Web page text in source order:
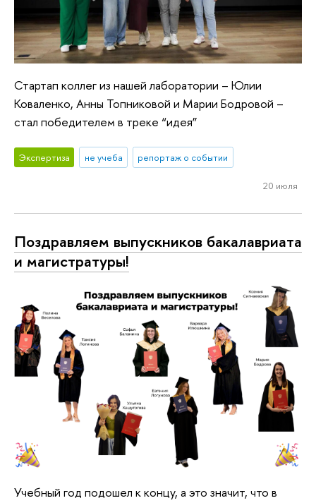
Стартап коллег из нашей лаборатории – Юлии
Коваленко, Анны Топниковой и Марии Бодровой –
стал победителем в треке “идея”
Экспертиза не учеба репортаж о событии
20 июля
Поздравляем выпускников бакалавриата
и магистратуры!
Учебный год подошел к концу, а это значит, что в